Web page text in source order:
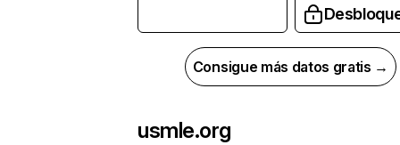
Consigue más datos gratis →
usmle.org